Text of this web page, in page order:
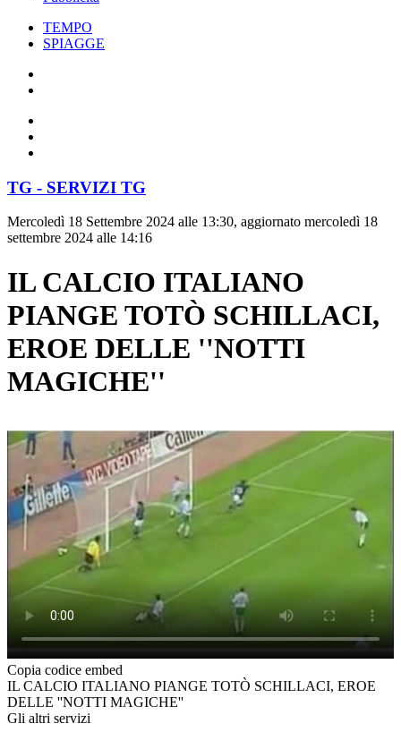
TEMPO
SPIAGGE
TG - SERVIZI TG
Mercoledì 18 Settembre 2024 alle 13:30, aggiornato mercoledì 18
settembre 2024 alle 14:16
IL CALCIO ITALIANO
PIANGE TOTÒ SCHILLACI,
EROE DELLE ''NOTTI
MAGICHE''
Copia codice embed
IL CALCIO ITALIANO PIANGE TOTÒ SCHILLACI, EROE
DELLE ''NOTTI MAGICHE''
Gli altri servizi